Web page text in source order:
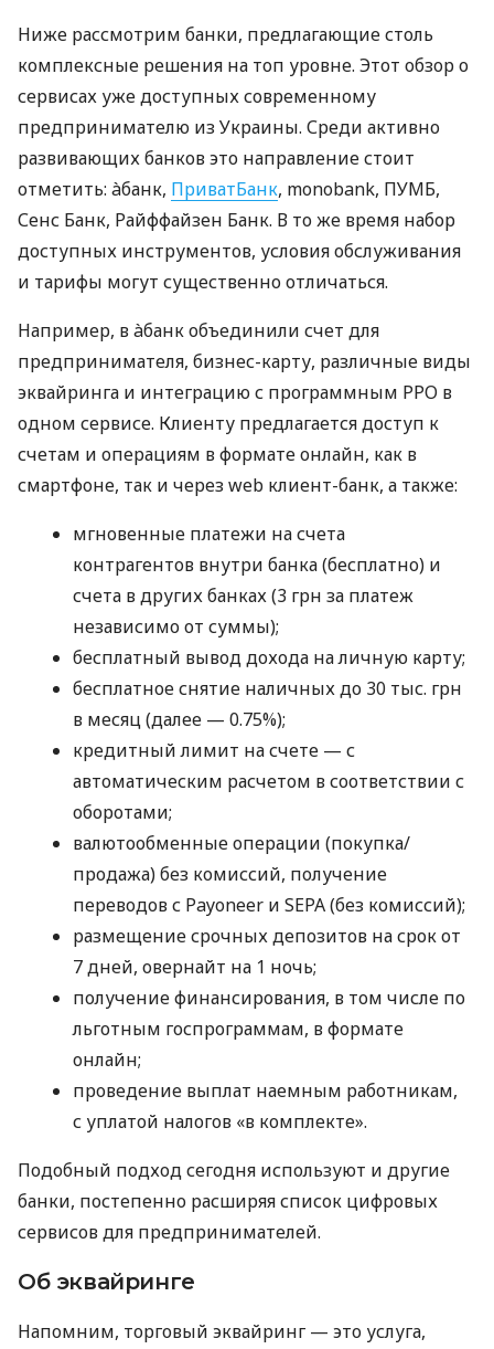
Ниже рассмотрим банки, предлагающие столь
комплексные решения на топ уровне. Этот обзор о
сервисах уже доступных современному
предпринимателю из Украины. Среди активно
развивающих банков это направление стоит
отметить: àбанк, ПриватБанк, monobank, ПУМБ,
Сенс Банк, Райффайзен Банк. В то же время набор
доступных инструментов, условия обслуживания
и тарифы могут существенно отличаться.
Например, в àбанк объединили счет для
предпринимателя, бизнес-карту, различные виды
эквайринга и интеграцию с программным РРО в
одном сервисе. Клиенту предлагается доступ к
счетам и операциям в формате онлайн, как в
смартфоне, так и через web клиент-банк, а также:
мгновенные платежи на счета
контрагентов внутри банка (бесплатно) и
счета в других банках (3 грн за платеж
независимо от суммы);
бесплатный вывод дохода на личную карту;
бесплатное снятие наличных до 30 тыс. грн
в месяц (далее — 0.75%);
кредитный лимит на счете — с
автоматическим расчетом в соответствии с
оборотами;
валютообменные операции (покупка/
продажа) без комиссий, получение
переводов с Payoneer и SEPA (без комиссий);
размещение срочных депозитов на срок от
7 дней, овернайт на 1 ночь;
получение финансирования, в том числе по
льготным госпрограммам, в формате
онлайн;
проведение выплат наемным работникам,
с уплатой налогов «в комплекте».
Подобный подход сегодня используют и другие
банки, постепенно расширяя список цифровых
сервисов для предпринимателей.
Об эквайринге
Напомним, торговый эквайринг — это услуга,